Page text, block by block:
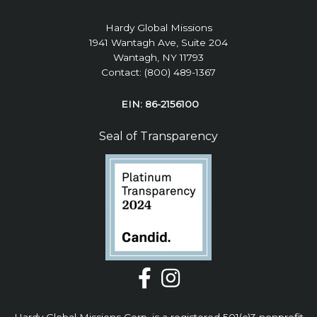
Hardy Global Missions
1941 Wantagh Ave, Suite 204
Wantagh, NY 11793
Contact: (800) 489-1367
EIN: 86-2156100
Seal of Transparency